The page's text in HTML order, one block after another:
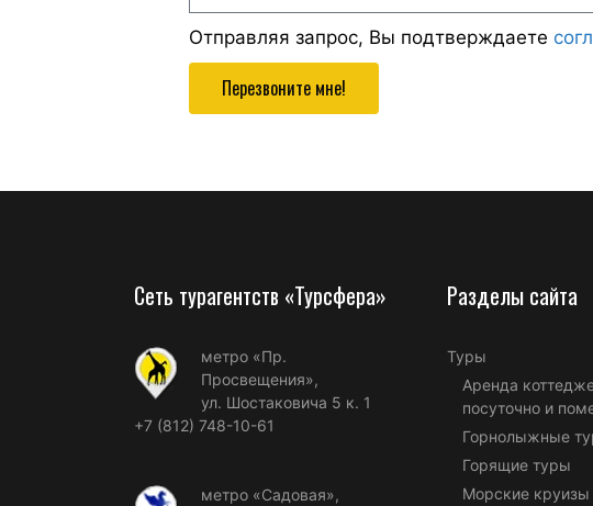
Отправляя запрос, Вы подтверждаете
Перезвоните мне!
Сеть турагентств «Турсфера»
метро «Пр.
Просвещения»,
ул. Шостаковича 5 к. 1
+7 (812) 748-10-61
метро «Садовая»,
Разделы сайта
Туры
Аренда
посуточно и
Горнолыжные
Горящие туры
Морские круизы